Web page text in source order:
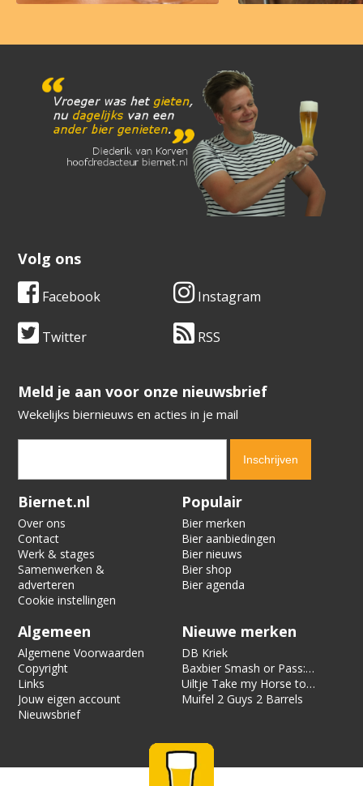
Volg ons
Facebook Instagram
Twitter RSS
​​​​​​​Meld je aan voor onze nieuwsbrief
Wekelijks biernieuws en acties in je mail
Verification code:
Biernet.nl
Over ons
Contact
Werk & stages
Samenwerken &
adverteren
Cookie instellingen
Populair
Bier merken
Bier aanbiedingen
Bier nieuws
Bier shop
Bier agenda
Algemeen
Algemene Voorwaarden
Copyright
Links
Jouw eigen account
Nieuwsbrief
Nieuwe merken
DB Kriek
Baxbier Smash or Pass:
Strata
Uiltje Take my Horse to
the Hotel Room
Muifel 2 Guys 2 Barrels